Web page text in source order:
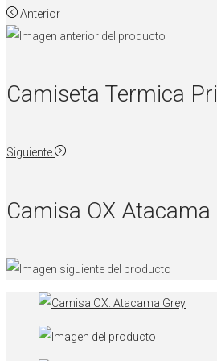
Anterior
Camiseta Termica
Siguiente
Camisa OX Atacama